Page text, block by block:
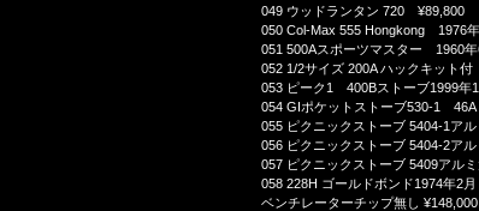
049 ウッドランタン 720 ¥89,800
050 Col-Max 555 Hongkong 1976
051 500Aスポーツマスター 1960年
052 1/2サイズ 200A ハックキッ
053 ピーク1 400Bストーブ1999年
054 GIポケットストーブ530-1
055 ピクニックストーブ 5404-1ア
056 ピクニックストーブ 5404-2ア
057 ピクニックストーブ 5409アル
058 228H ゴールドボンド1974年2月
ベンチレーターチップ無し ¥148,000